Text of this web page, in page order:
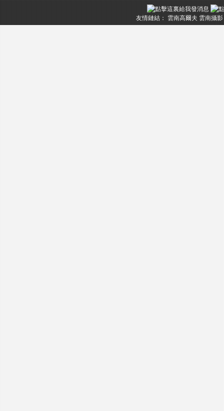
友情鏈結：雲南高爾夫 雲南攝影